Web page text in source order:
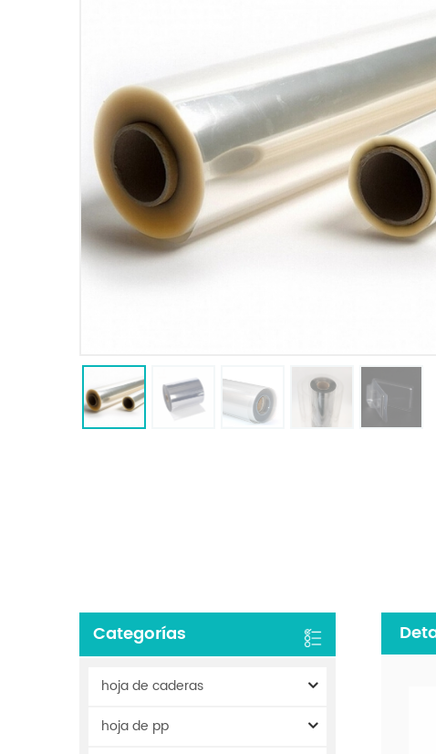
Categorías
hoja de caderas
hoja de pp